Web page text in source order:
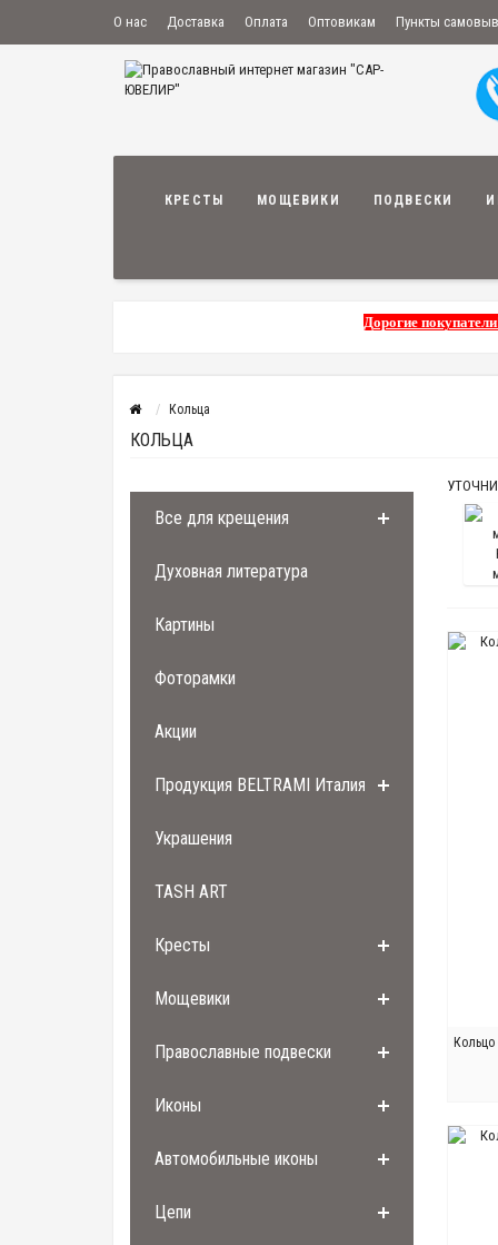
О нас Доставка Оплата Оптовикам Пункты
КРЕСТЫ МОЩЕВИКИ ПОДВЕСКИ
Дорогие
Кольца
КОЛЬЦА
Все для крещения
Духовная литература
Картины
Фоторамки
Акции
Продукция BELTRAMI Италия
Украшения
TASH ART
Кресты
Мощевики
Православные подвески
Иконы
Автомобильные иконы
Цепи